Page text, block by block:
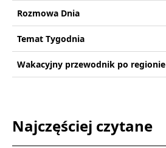
Rozmowa Dnia
Temat Tygodnia
Wakacyjny przewodnik po regionie
Najczęściej czytane